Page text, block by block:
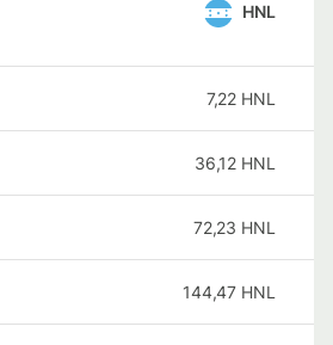
HNL
7,22 HNL
36,12 HNL
72,23 HNL
144,47 HNL